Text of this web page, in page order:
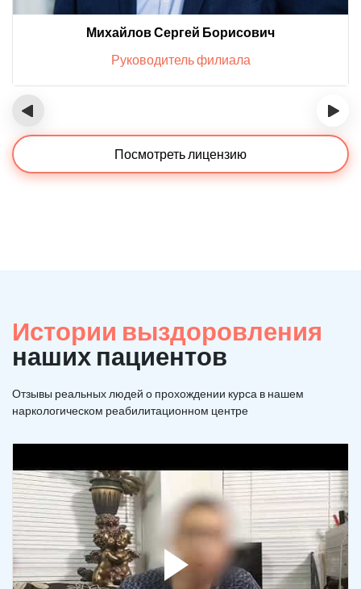
Михайлов Сергей Борисович
Руководитель филиала
‹ ›
Посмотреть лицензию
Истории выздоровления
наших пациентов
Отзывы реальных людей о прохождении курса в нашем
наркологическом реабилитационном центре